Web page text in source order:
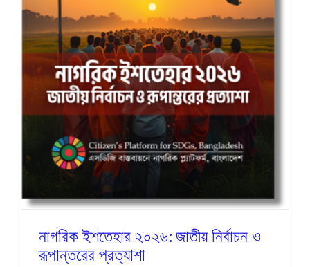
নাগরিক ইশতেহার ২০২৬: জাতীয় নির্বাচন ও
রূপান্তরের প্রত্যাশা